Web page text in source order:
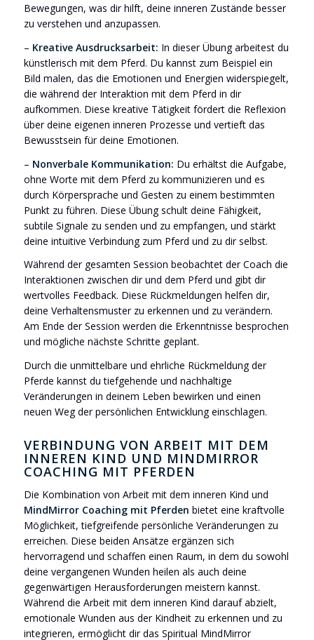
Bewegungen, was dir hilft, deine inneren Zustände besser
zu verstehen und anzupassen.
– Kreative Ausdrucksarbeit: In dieser Übung arbeitest du
künstlerisch mit dem Pferd. Du kannst zum Beispiel ein
Bild malen, das die Emotionen und Energien widerspiegelt,
die während der Interaktion mit dem Pferd in dir
aufkommen. Diese kreative Tätigkeit fördert die Reflexion
über deine eigenen inneren Prozesse und vertieft das
Bewusstsein für deine Emotionen.
– Nonverbale Kommunikation: Du erhältst die Aufgabe,
ohne Worte mit dem Pferd zu kommunizieren und es
durch Körpersprache und Gesten zu einem bestimmten
Punkt zu führen. Diese Übung schult deine Fähigkeit,
subtile Signale zu senden und zu empfangen, und stärkt
deine intuitive Verbindung zum Pferd und zu dir selbst.
Während der gesamten Session beobachtet der Coach die
Interaktionen zwischen dir und dem Pferd und gibt dir
wertvolles Feedback. Diese Rückmeldungen helfen dir,
deine Verhaltensmuster zu erkennen und zu verändern.
Am Ende der Session werden die Erkenntnisse besprochen
und mögliche nächste Schritte geplant.
Durch die unmittelbare und ehrliche Rückmeldung der
Pferde kannst du tiefgehende und nachhaltige
Veränderungen in deinem Leben bewirken und einen
neuen Weg der persönlichen Entwicklung einschlagen.
VERBINDUNG VON ARBEIT MIT DEM
INNEREN KIND UND MINDMIRROR
COACHING MIT PFERDEN
Die Kombination von Arbeit mit dem inneren Kind und
MindMirror Coaching mit Pferden bietet eine kraftvolle
Möglichkeit, tiefgreifende persönliche Veränderungen zu
erreichen. Diese beiden Ansätze ergänzen sich
hervorragend und schaffen einen Raum, in dem du sowohl
deine vergangenen Wunden heilen als auch deine
gegenwärtigen Herausforderungen meistern kannst.
Während die Arbeit mit dem inneren Kind darauf abzielt,
emotionale Wunden aus der Kindheit zu erkennen und zu
integrieren, ermöglicht dir das Spiritual MindMirror